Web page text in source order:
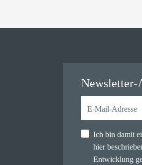
Newsletter-
Ich bin damit
hier
Entwicklung